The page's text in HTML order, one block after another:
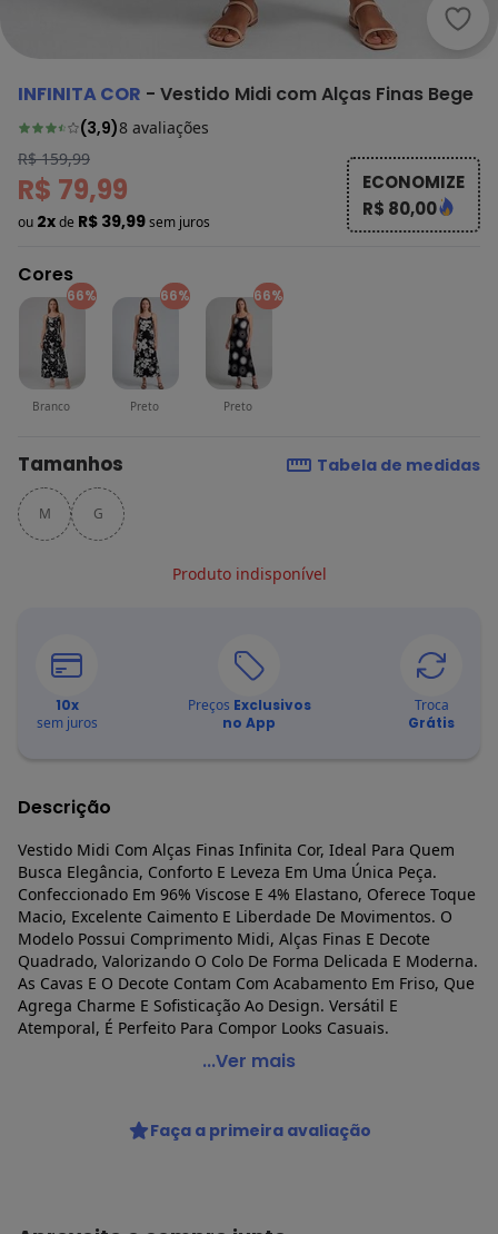
INFINITA COR - Vestido Midi com Alças Finas Bege
(3,9)8 avaliações
R$ 159,99
R$ 79,99
ou 2xde R$ 39,99sem juros
ECONOMIZE
R$ 80,00
Cores
66%
Branco
66%
Preto
66%
Preto
Tamanhos Tabela de medidas
M G
Produto indisponível
10x
sem juros
Preços Exclusivos
no App
Troca
Grátis
Descrição
Vestido Midi Com Alças Finas Infinita Cor, Ideal Para Quem
Busca Elegância, Conforto E Leveza Em Uma Única Peça.
Confeccionado Em 96% Viscose E 4% Elastano, Oferece Toque
Macio, Excelente Caimento E Liberdade De Movimentos. O
Modelo Possui Comprimento Midi, Alças Finas E Decote
Quadrado, Valorizando O Colo De Forma Delicada E Moderna.
As Cavas E O Decote Contam Com Acabamento Em Friso, Que
Agrega Charme E Sofisticação Ao Design. Versátil E
Atemporal, É Perfeito Para Compor Looks Casuais.
Infinita Cor - Vestido Midi com Alças Finas Bege
Fornecedor: ROVITEX IND E COM DE MALHAS LTDA / CNPJ
79.233.672/0010-98
...Ver mais
Faça a primeira avaliação